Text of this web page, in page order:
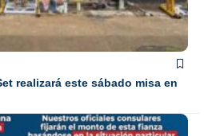
realizará este sábado misa en